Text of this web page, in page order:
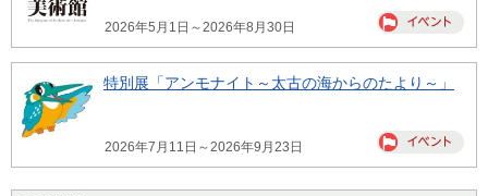
2026年5月1日～2026年8月30日
特別展「アンモナイト～太古の海からのたより～」
2026年7月11日～2026年9月23日